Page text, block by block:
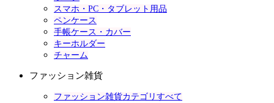
スマホ・PC・タブレット用品
ペンケース
手帳ケース・カバー
キーホルダー
チャーム
ファッション雑貨
ファッション雑貨カテゴリすべて